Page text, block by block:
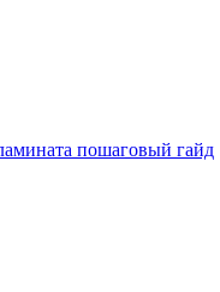
пошаговый гайд